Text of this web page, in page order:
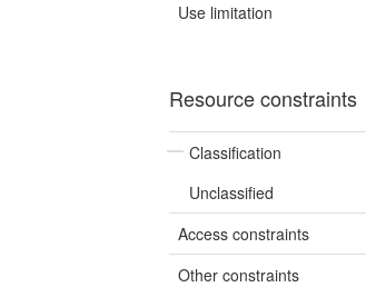
Use limitation
Resource constraints
Classification
Unclassified
Access constraints
Other constraints